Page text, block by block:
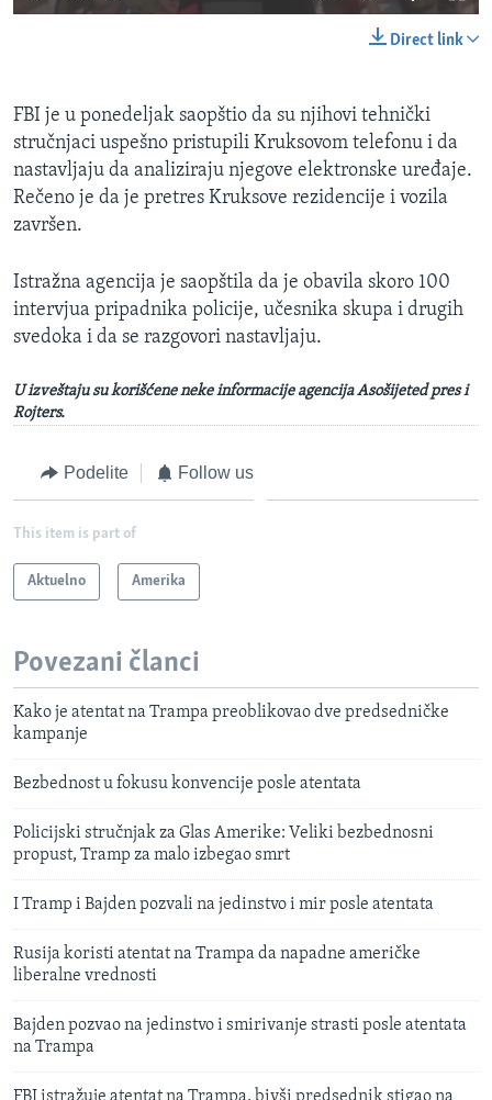
Direct link
FBI je u ponedeljak saopštio da su njihovi tehnički
stručnjaci uspešno pristupili Kruksovom telefonu i da
nastavljaju da analiziraju njegove elektronske uređaje.
Rečeno je da je pretres Kruksove rezidencije i vozila
završen.
Istražna agencija je saopštila da je obavila skoro 100
intervjua pripadnika policije, učesnika skupa i drugih
svedoka i da se razgovori nastavljaju.
U izveštaju su korišćene neke informacije agencija Asošijeted pres i
Rojters.
Podelite Follow us
This item is part of
Aktuelno Amerika
Povezani članci
Kako je atentat na Trampa preoblikovao dve predsedničke
kampanje
Bezbednost u fokusu konvencije posle atentata
Policijski stručnjak za Glas Amerike: Veliki bezbednosni
propust, Tramp za malo izbegao smrt
I Tramp i Bajden pozvali na jedinstvo i mir posle atentata
Rusija koristi atentat na Trampa da napadne američke
liberalne vrednosti
Bajden pozvao na jedinstvo i smirivanje strasti posle atentata
na Trampa